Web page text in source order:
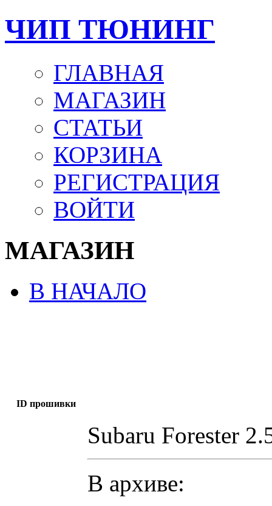
ЧИП ТЮНИНГ
ГЛАВНАЯ
МАГАЗИН
СТАТЬИ
КОРЗИНА
РЕГИСТРАЦИЯ
ВОЙТИ
МАГАЗИН
В НАЧАЛО
ID прошивки
Subaru Forester
В архиве: